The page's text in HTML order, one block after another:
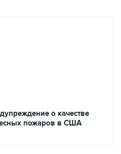
о качестве
пожаров в США